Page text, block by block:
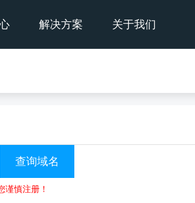
解决方案 关于我们
谨慎注册！